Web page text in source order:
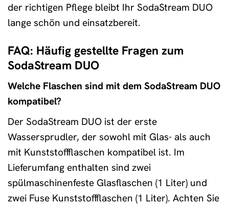
der richtigen Pflege bleibt Ihr SodaStream DUO
lange schön und einsatzbereit.
FAQ: Häufig gestellte Fragen zum
SodaStream DUO
Welche Flaschen sind mit dem SodaStream DUO
kompatibel?
Der SodaStream DUO ist der erste
Wassersprudler, der sowohl mit Glas- als auch
mit Kunststoffflaschen kompatibel ist. Im
Lieferumfang enthalten sind zwei
spülmaschinenfeste Glasflaschen (1 Liter) und
zwei Fuse Kunststoffflaschen (1 Liter). Achten Sie